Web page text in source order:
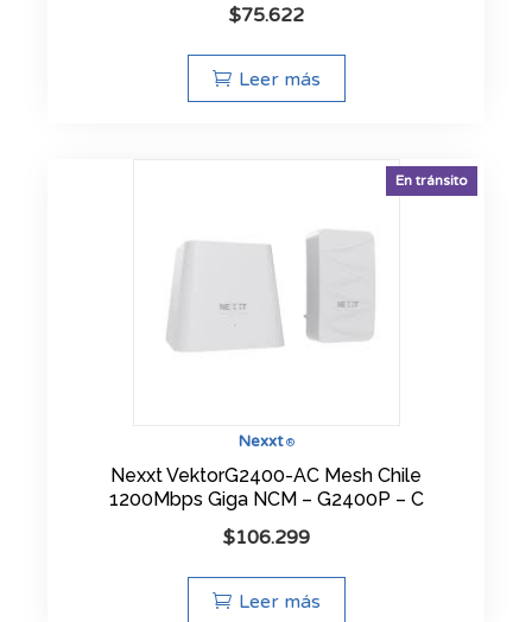
$75.622
Leer más
Nexxt®
En tránsito
Nexxt VektorG2400-AC Mesh Chile
1200Mbps Giga NCM – G2400P – C
$106.299
Leer más